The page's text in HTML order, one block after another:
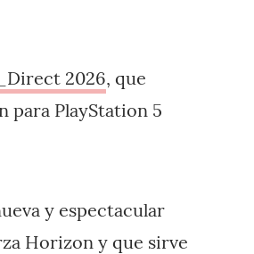
2026, que
para PlayStation 5
y espectacular
Horizon y que sirve